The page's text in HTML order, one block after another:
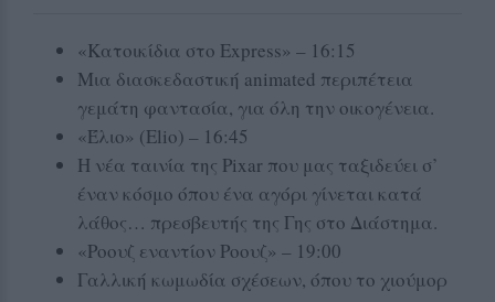
«Κατοικίδια στο Express» – 16:15
Μια διασκεδαστική animated περιπέτεια
γεμάτη φαντασία, για όλη την οικογένεια.
«Έλιο» (Elio) – 16:45
Η νέα ταινία της Pixar που μας ταξιδεύει σ’
έναν κόσμο όπου ένα αγόρι γίνεται κατά
λάθος… πρεσβευτής της Γης στο Διάστημα.
«Pooυζ εναντίον Pooυζ» – 19:00
Γαλλική κωμωδία σχέσεων, όπου το χιούμορ